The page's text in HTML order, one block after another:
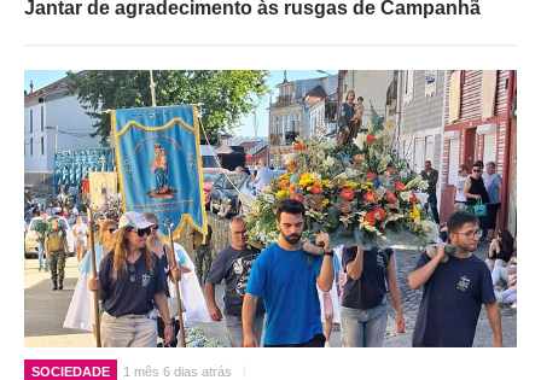
Jantar de agradecimento às rusgas de Campanhã
SOCIEDADE 1 mês 6 dias atrás